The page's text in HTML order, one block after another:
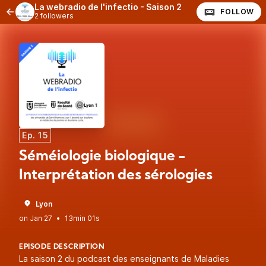
La webradio de l'infectio - Saison 2
2 followers FOLLOW
Ep. 15
Séméiologie biologique -
Interprétation des sérologies
Lyon
•
13min 01s
EPISODE DESCRIPTION
La saison 2 du podcast des enseignants de Maladies